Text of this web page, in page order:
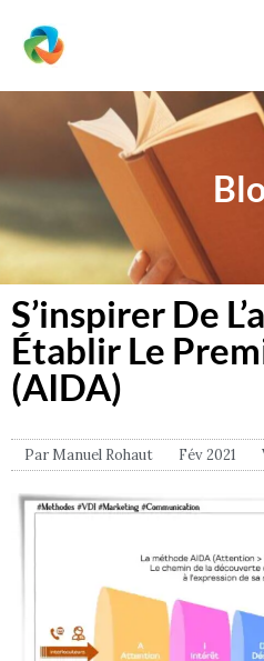
contenu
S’inspirer De
Établir Le
(AIDA)
Par Manuel Rohaut Fév 2021